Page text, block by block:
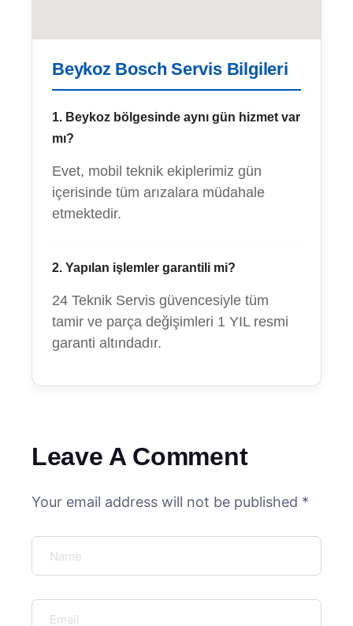
Beykoz Bosch Servis Bilgileri
1. Beykoz bölgesinde aynı gün hizmet var
mı?
Evet, mobil teknik ekiplerimiz gün
içerisinde tüm arızalara müdahale
etmektedir.
2. Yapılan işlemler garantili mi?
24 Teknik Servis güvencesiyle tüm
tamir ve parça değişimleri 1 YIL resmi
garanti altındadır.
Leave A Comment
Your email address will not be published *